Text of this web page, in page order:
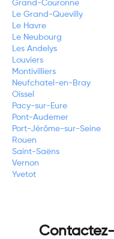
Grand-Couronne
Le Grand-Quevilly
Le Havre
Le Neubourg
Les Andelys
Louviers
Montivilliers
Neufchatel-en-Bray
Oissel
Pacy-sur-Eure
Pont-Audemer
Port-Jérôme-sur-Seine
Rouen
Saint-Saëns
Vernon
Yvetot